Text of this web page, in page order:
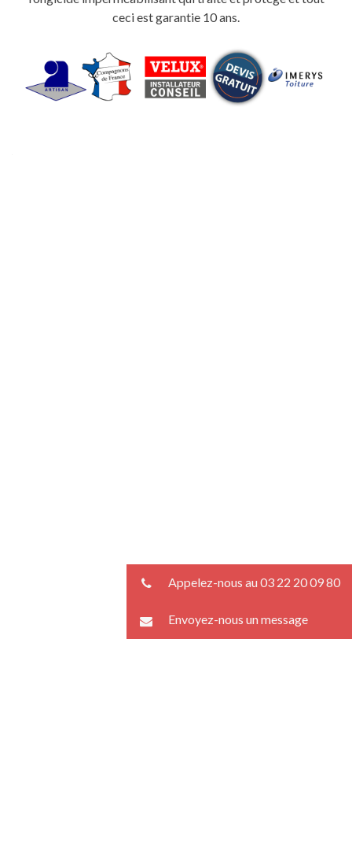
ceci est garantie 10 ans.
Appelez-nous au 03 22 20 09 80
Envoyez-nous un message